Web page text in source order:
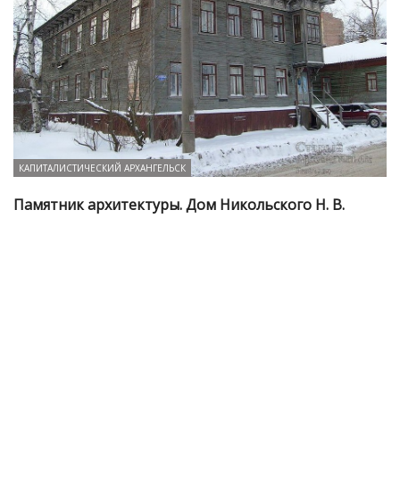
КАПИТАЛИСТИЧЕСКИЙ АРХАНГЕЛЬСК
Памятник архитектуры. Дом Никольского Н. В.